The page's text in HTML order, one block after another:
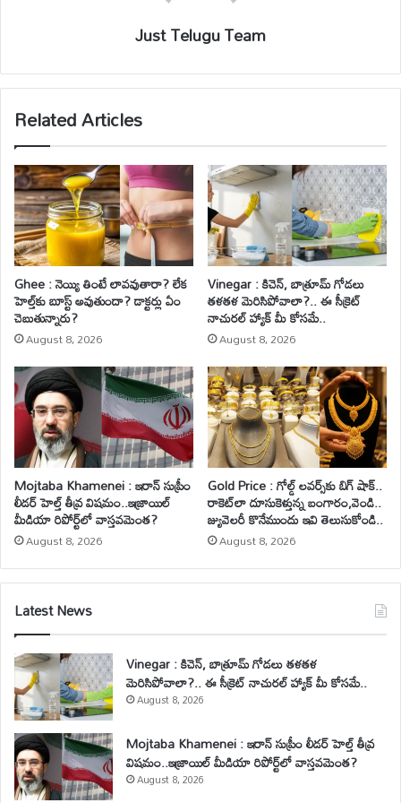
Just Telugu Team
Related Articles
Ghee : నెయ్యి తింటే లావవుతారా? లేక
హెల్త్‌కు బూస్ట్ అవుతుందా? డాక్టర్లు ఏం
చెబుతున్నారు?
August 8, 2026
Vinegar : కిచెన్, బాత్రూమ్ గోడలు
తళతళ మెరిసిపోవాలా?.. ఈ సీక్రెట్
నాచురల్ హ్యాక్ మీ కోసమే..
August 8, 2026
Mojtaba Khamenei : ఇరాన్ సుప్రీం
లీడర్ హెల్త్ తీవ్ర విషమం..ఇజ్రాయిల్
మీడియా రిపోర్ట్‌లో వాస్తవమెంత?
August 8, 2026
Gold Price : గోల్డ్ లవర్స్‌కు బిగ్ షాక్..
రాకెట్‌లా దూసుకెళ్తున్న బంగారం,వెండి..
జ్యువెలరీ కొనేముందు ఇవి తెలుసుకోండి..
August 8, 2026
Latest News
Vinegar : కిచెన్, బాత్రూమ్ గోడలు తళతళ
మెరిసిపోవాలా?.. ఈ సీక్రెట్ నాచురల్ హ్యాక్ మీ కోసమే..
August 8, 2026
Mojtaba Khamenei : ఇరాన్ సుప్రీం లీడర్ హెల్త్ తీవ్ర
విషమం..ఇజ్రాయిల్ మీడియా రిపోర్ట్‌లో వాస్తవమెంత?
August 8, 2026